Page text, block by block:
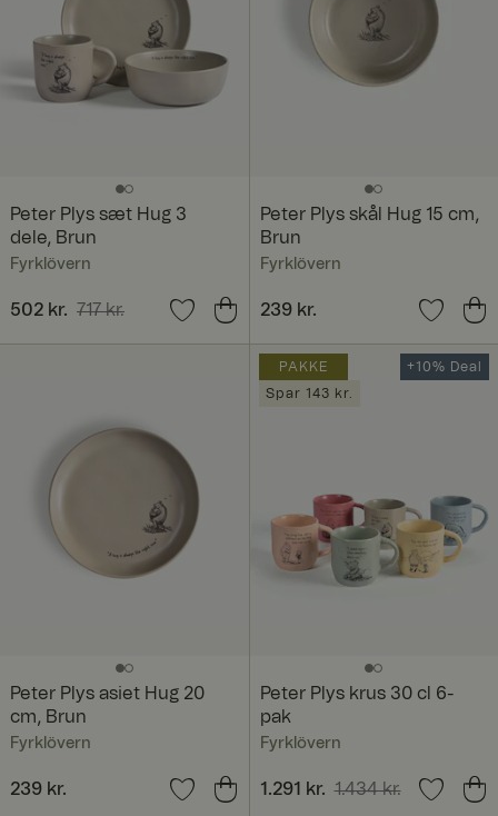
Peter Plys sæt Hug 3
dele, Brun
Fyrklövern
Nuværende pris
502 kr. 717 kr.
Peter Plys skål Hug 15 cm,
Brun
Fyrklövern
Pris :239 kr.
239 kr.
Peter Plys asiet Hug 20
cm, Brun
Fyrklövern
Pris :239 kr.
239 kr.
PAKKE
Spar 143 kr.
+10% Deal
Peter Plys krus 30 cl 6-
pak
Fyrklövern
Nuværende pris:
1.291 kr. 1.434 kr.